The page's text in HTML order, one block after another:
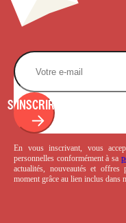
S'INSCRIRE
En vous inscrivant, vous
personnelles conformément à sa
actualités, nouveautés et
moment grâce au lien inclus dans